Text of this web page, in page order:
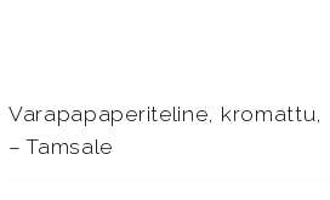
Varapapaperiteline, kromattu,
– Tamsale